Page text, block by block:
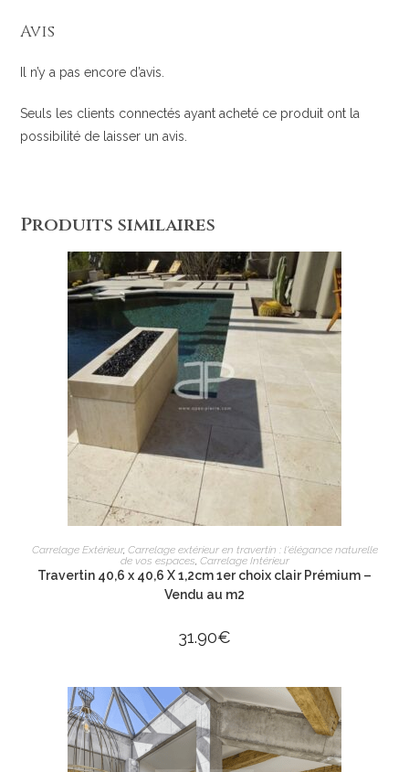
Avis
Il n’y a pas encore d’avis.
Seuls les clients connectés ayant acheté ce produit ont la
possibilité de laisser un avis.
Produits similaires
AJOUTER AU PANIER
Carrelage Extérieur, Carrelage extérieur en travertin : l'élégance naturelle
de vos espaces, Carrelage Intérieur
Travertin 40,6 x 40,6 X 1,2cm 1er choix clair Prémium –
Vendu au m2
31.90€